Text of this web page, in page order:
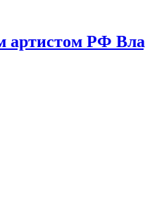
артистом РФ